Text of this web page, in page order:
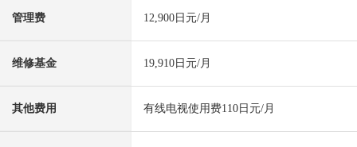
管理费 12,900日元/月
维修基金 19,910日元/月
其他费用 有线电视使用费110日元/月